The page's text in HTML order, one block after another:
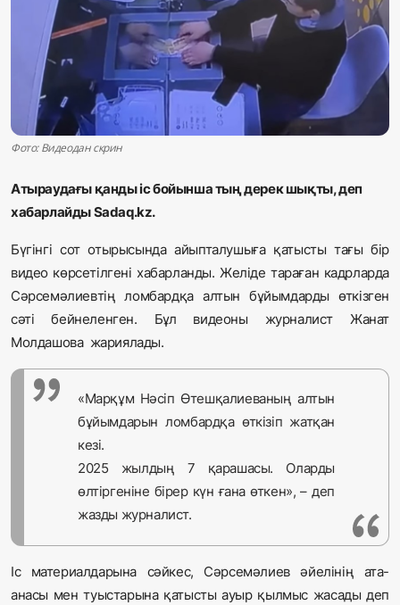
Жаңалықтар
Қоғам
Спорт
Әлем
Журналистік зерттеу
Қазақ тілі
Фото: Видеодан скрин
Атыраудағы қанды іс бойынша тың дерек шықты, деп
хабарлайды Sadaq.kz.
Бүгінгі сот отырысында айыпталушыға қатысты тағы бір
видео көрсетілгені хабарланды. Желіде тараған кадрларда
Сәрсемәлиевтің ломбардқа алтын бұйымдарды өткізген
сәті бейнеленген. Бұл видеоны журналист Жанат
Молдашова жариялады.
«Марқұм Нәсіп Өтешқалиеваның алтын
бұйымдарын ломбардқа өткізіп жатқан
кезі.
2025 жылдың 7 қарашасы. Оларды
өлтіргеніне бірер күн ғана өткен», – деп
жазды журналист.
Іс материалдарына сәйкес, Сәрсемәлиев әйелінің ата-
анасы мен туыстарына қатысты ауыр қылмыс жасады деп